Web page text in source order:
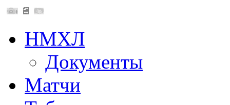
НМХЛ
Документы
Матчи